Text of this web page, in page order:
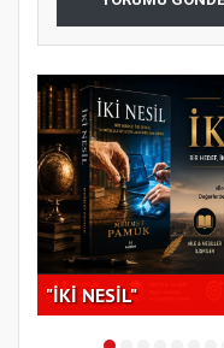
"İKİ NESİL"